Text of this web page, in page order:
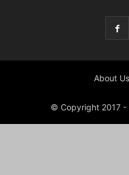
About Us
© Copyright 2017 -